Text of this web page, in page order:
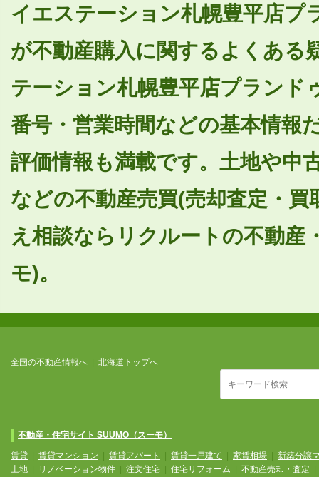
イエステーション札幌豊平店プ
が不動産購入に関するよくある
テーション札幌豊平店プランド
番号・営業時間などの基本情報
評価情報も満載です。土地や中
などの不動産売買(売却査定・
え相談ならリクルートの不動産
モ)。
全国の不動産情報へ 北海道トップへ
不動産・住宅サイト SUUMO（スーモ）
賃貸 賃貸マンション 賃貸アパート 賃貸一戸建て 家賃相場
新築分譲
土地
リノベーション物件 注文住宅 住宅リフォーム 不動産売却・査定